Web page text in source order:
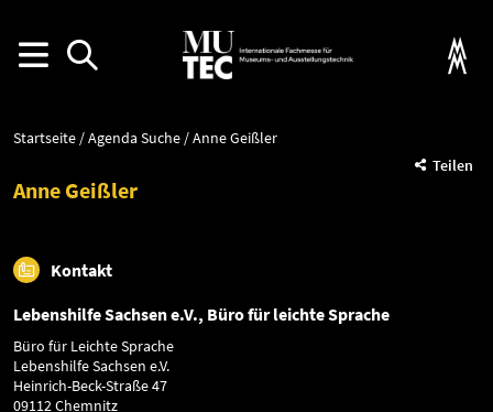
Startseite Agenda Suche
Anne Geißler
Teilen
Anne Geißler
Kontakt
Lebenshilfe Sachsen e.V., Büro für leichte Sprache
Büro für Leichte Sprache
Lebenshilfe Sachsen e.V.
Heinrich-Beck-Straße 47
09112 Chemnitz